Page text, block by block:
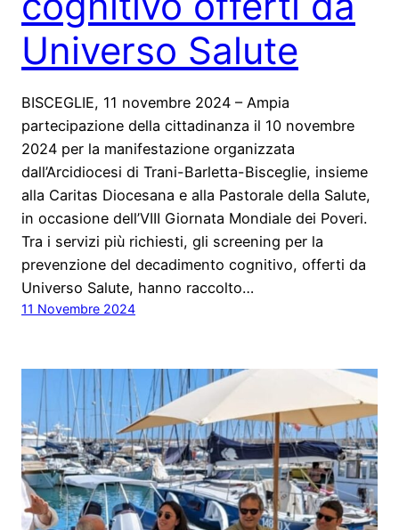
Universo Salute
BISCEGLIE, 11 novembre 2024 – Ampia
partecipazione della cittadinanza il 10 novembre
2024 per la manifestazione organizzata
dall’Arcidiocesi di Trani-Barletta-Bisceglie, insieme
alla Caritas Diocesana e alla Pastorale della Salute,
in occasione dell’VIII Giornata Mondiale dei Poveri.
Tra i servizi più richiesti, gli screening per la
prevenzione del decadimento cognitivo, offerti da
Universo Salute, hanno raccolto…
11 Novembre 2024